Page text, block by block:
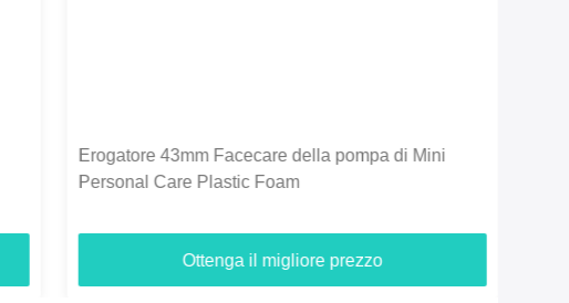
Erogatore 43mm Facecare della pompa di Mini
Personal Care Plastic Foam
Ottenga il migliore prezzo